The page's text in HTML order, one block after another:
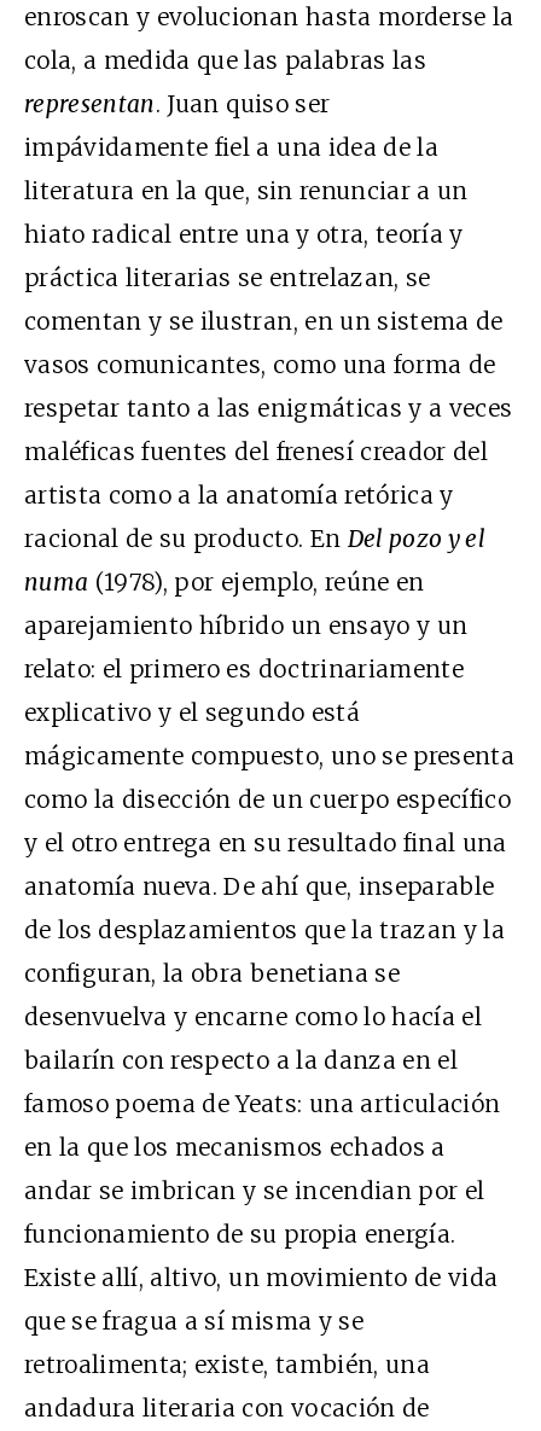
enroscan y evolucionan hasta morderse la
cola, a medida que las palabras las
representan. Juan quiso ser
impávidamente fiel a una idea de la
literatura en la que, sin renunciar a un
hiato radical entre una y otra, teoría y
práctica literarias se entrelazan, se
comentan y se ilustran, en un sistema de
vasos comunicantes, como una forma de
respetar tanto a las enigmáticas y a veces
maléficas fuentes del frenesí creador del
artista como a la anatomía retórica y
racional de su producto. En Del pozo y el
numa (1978), por ejemplo, reúne en
aparejamiento híbrido un ensayo y un
relato: el primero es doctrinariamente
explicativo y el segundo está
mágicamente compuesto, uno se presenta
como la disección de un cuerpo específico
y el otro entrega en su resultado final una
anatomía nueva. De ahí que, inseparable
de los desplazamientos que la trazan y la
configuran, la obra benetiana se
desenvuelva y encarne como lo hacía el
bailarín con respecto a la danza en el
famoso poema de Yeats: una articulación
en la que los mecanismos echados a
andar se imbrican y se incendian por el
funcionamiento de su propia energía.
Existe allí, altivo, un movimiento de vida
que se fragua a sí misma y se
retroalimenta; existe, también, una
andadura literaria con vocación de